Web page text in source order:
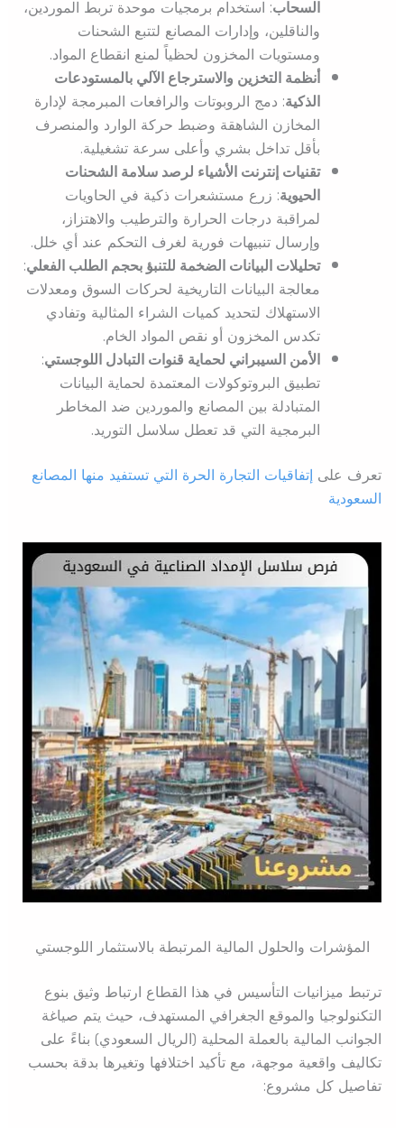
السحاب: استخدام برمجيات موحدة تربط الموردين،
والناقلين، وإدارات المصانع لتتبع الشحنات
ومستويات المخزون لحظياً لمنع انقطاع المواد.
أنظمة التخزين والاسترجاع الآلي بالمستودعات
الذكية: دمج الروبوتات والرافعات المبرمجة لإدارة
المخازن الشاهقة وضبط حركة الوارد والمنصرف
بأقل تداخل بشري وأعلى سرعة تشغيلية.
تقنيات إنترنت الأشياء لرصد سلامة الشحنات
الحيوية: زرع مستشعرات ذكية في الحاويات
لمراقبة درجات الحرارة والترطيب والاهتزاز،
وإرسال تنبيهات فورية لغرف التحكم عند أي خلل.
تحليلات البيانات الضخمة للتنبؤ بحجم الطلب الفعلي:
معالجة البيانات التاريخية لحركات السوق ومعدلات
الاستهلاك لتحديد كميات الشراء المثالية وتفادي
تكدس المخزون أو نقص المواد الخام.
الأمن السيبراني لحماية قنوات التبادل اللوجستي:
تطبيق البروتوكولات المعتمدة لحماية البيانات
المتبادلة بين المصانع والموردين ضد المخاطر
البرمجية التي قد تعطل سلاسل التوريد.
تعرف على إتفاقيات التجارة الحرة التي تستفيد منها المصانع
السعودية
المؤشرات والحلول المالية المرتبطة بالاستثمار اللوجستي
ترتبط ميزانيات التأسيس في هذا القطاع ارتباط وثيق بنوع
التكنولوجيا والموقع الجغرافي المستهدف، حيث يتم صياغة
الجوانب المالية بالعملة المحلية (الريال السعودي) بناءً على
تكاليف واقعية موجهة، مع تأكيد اختلافها وتغيرها بدقة بحسب
تفاصيل كل مشروع: